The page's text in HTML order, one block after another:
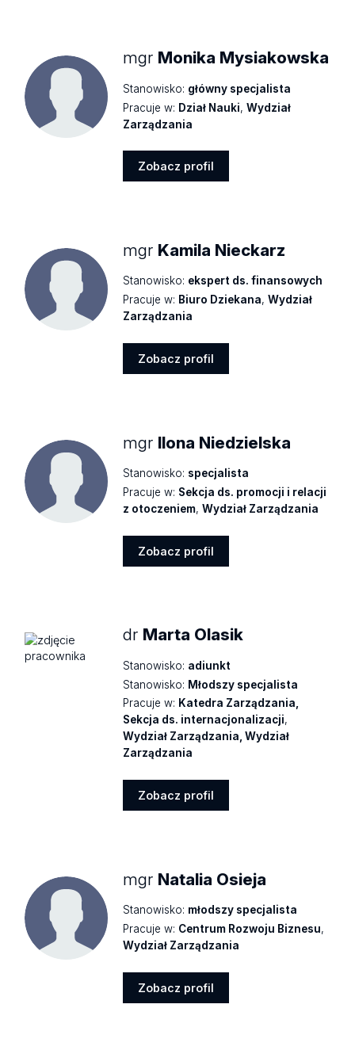
mgr Monika Mysiakowska
Stanowisko: główny specjalista
Pracuje w: Dział Nauki,Wydział
Zarządzania
Zobacz profil
mgr Kamila Nieckarz
Stanowisko: ekspert ds. finansowych
Pracuje w: Biuro Dziekana,Wydział
Zarządzania
Zobacz profil
mgr Ilona Niedzielska
Stanowisko: specjalista
Pracuje w: Sekcja ds. promocji i relacji
z otoczeniem,Wydział Zarządzania
Zobacz profil
dr Marta Olasik
Stanowisko: adiunkt
Stanowisko: Młodszy specjalista
Pracuje w: Katedra Zarządzania,
Sekcja ds. internacjonalizacji,
Wydział Zarządzania, Wydział
Zarządzania
Zobacz profil
mgr Natalia Osieja
Stanowisko: młodszy specjalista
Pracuje w: Centrum Rozwoju Biznesu,
Wydział Zarządzania
Zobacz profil